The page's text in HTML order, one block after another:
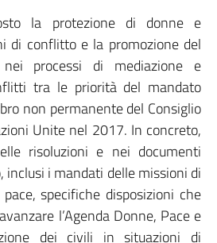
la protezione di donne e
di conflitto e la promozione del
processi di mediazione e
tra le priorità del mandato
non permanente del Consiglio
Unite nel 2017. In concreto,
risoluzioni e nei documenti
inclusi i mandati delle missioni di
specifiche disposizioni che
l’Agenda Donne, Pace e
dei civili in situazioni di